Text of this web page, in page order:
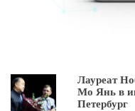
Лауреат
Мо Янь в
Петербург